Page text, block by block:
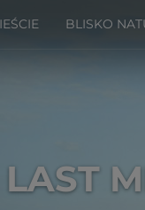
BLISKO